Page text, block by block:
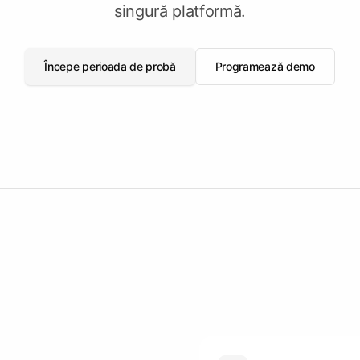
Completează un șablon de licitație
singură platformă.
Începe perioada de probă Programează demo